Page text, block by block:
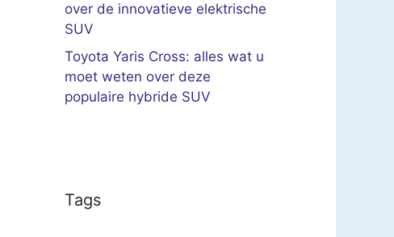
over de innovatieve elektrische
SUV
Toyota Yaris Cross: alles wat u
moet weten over deze
populaire hybride SUV
Tags